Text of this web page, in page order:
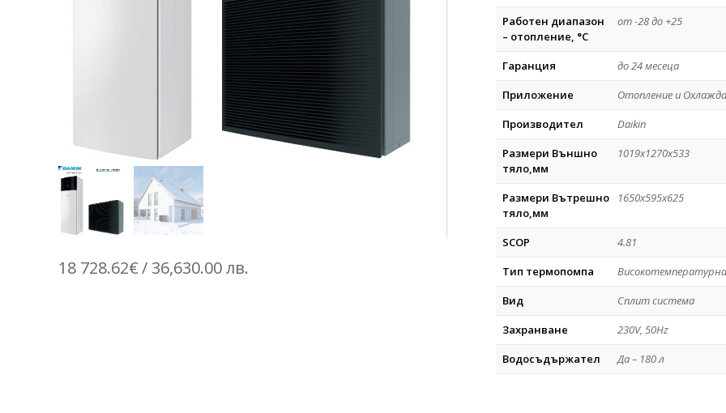
Работен диапазон
– отопление, °C
от -28 до +25
Гаранция
до 24 месеца
Приложение
Отопление и
Производител
Daikin
Размери Външно
тяло,мм
1019x1270x533
Размери Вътрешно
тяло,мм
1650x595x625
SCOP
4.81
Тип термопомпа
Високотемпературна
Вид
Сплит система
Захранване
230V, 50Hz
Водосъдържател
Да – 180 л
18 728.62€/ 36,630.00 лв.